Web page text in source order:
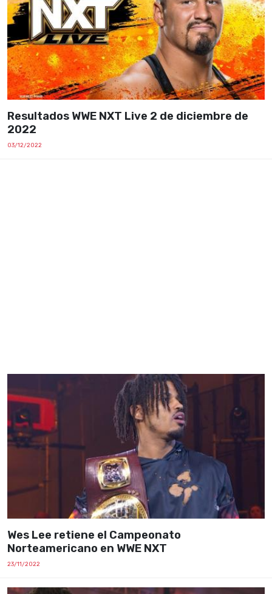
Resultados WWE NXT Live 2 de diciembre de
2022
03/12/2022
Wes Lee retiene el Campeonato
Norteamericano en WWE NXT
23/11/2022